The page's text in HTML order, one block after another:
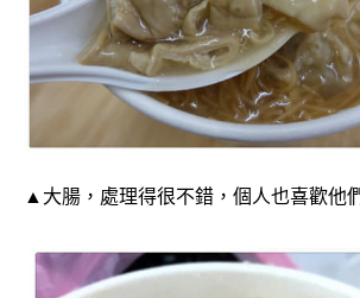
▲大腸，處理得很不錯，個人也喜歡他